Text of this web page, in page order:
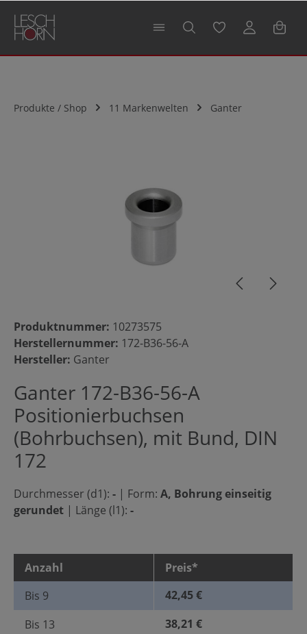
springen
Produkte / Shop 11 Markenwelten Ganter
Produktnummer: 10273575
Herstellernummer: 172-B36-56-A
Hersteller: Ganter
Ganter 172-B36-56-A
Positionierbuchsen
(Bohrbuchsen), mit Bund, DIN
172
Durchmesser (d1): - | Form: A, Bohrung einseitig
gerundet | Länge (l1): -
Anzahl
Preis*
Bis 9
42,45 €
Bis 13
38,21 €